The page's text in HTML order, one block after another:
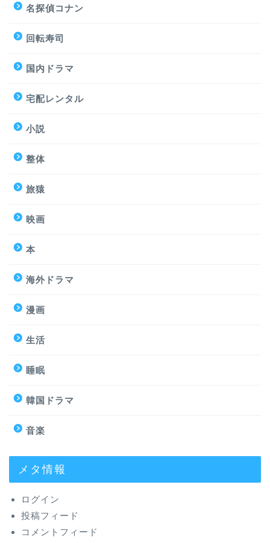
名探偵コナン
回転寿司
国内ドラマ
宅配レンタル
小説
整体
旅猿
映画
本
海外ドラマ
漫画
生活
睡眠
韓国ドラマ
音楽
メタ情報
ログイン
投稿フィード
コメントフィード